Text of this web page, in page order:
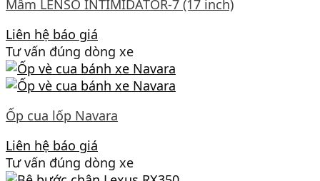
Mâm LENSO INTIMIDATOR-7 (17 inch)
Liên hệ báo giá
Tư vấn đúng dòng xe
Ốp cua lốp Navara
Liên hệ báo giá
Tư vấn đúng dòng xe